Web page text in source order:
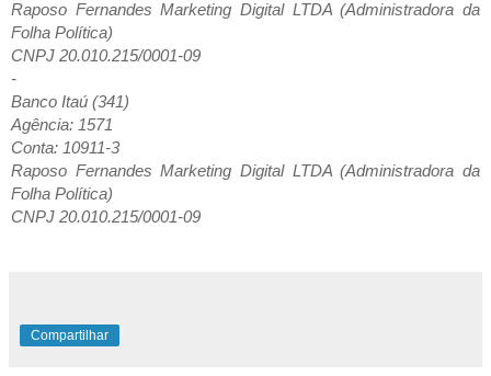
Raposo Fernandes Marketing Digital LTDA (Administradora da
Folha Política)
CNPJ 20.010.215/0001-09
-
Banco Itaú (341)
Agência: 1571
Conta: 10911-3
Raposo Fernandes Marketing Digital LTDA (Administradora da
Folha Política)
CNPJ 20.010.215/0001-09
Compartilhar